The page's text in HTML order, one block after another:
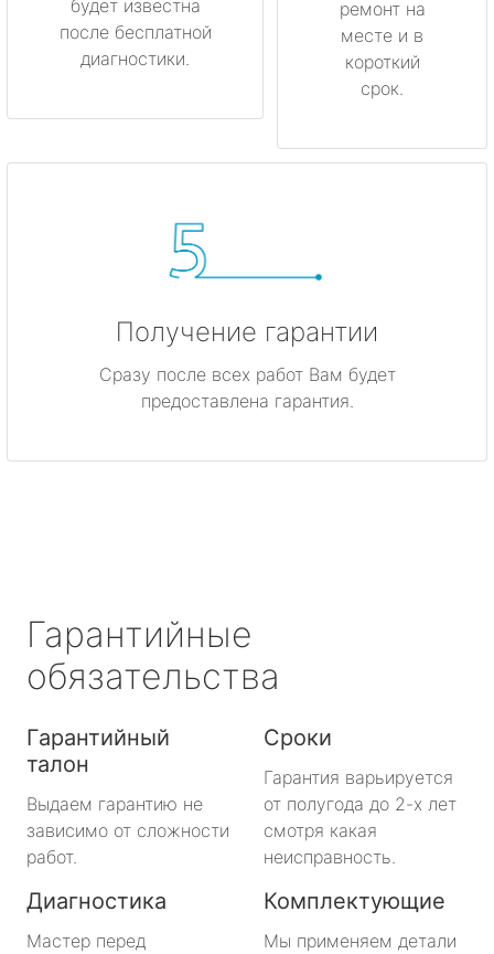
будет известна
после бесплатной
диагностики.
ремонт на
месте и в
короткий
срок.
Получение гарантии
Сразу после всех работ Вам будет
предоставлена гарантия.
Гарантийные
обязательства
Гарантийный
талон
Выдаем гарантию не
зависимо от сложности
работ.
Сроки
Гарантия варьируется
от полугода до 2-х лет
смотря какая
неисправность.
Диагностика
Мастер перед
Комплектующие
Мы применяем детали